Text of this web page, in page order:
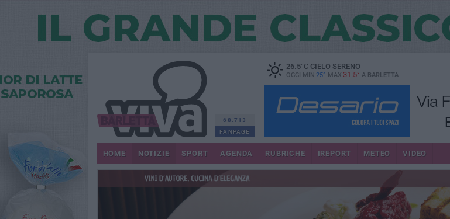
68.713
FANPAGE
26.5°CCIELO SERENO
OGGI MIN 25° MAX 31.5° A BARLETTA
HOME NOTIZIE SPORT AGENDA RUBRICHE IREPORT METEO VIDEO